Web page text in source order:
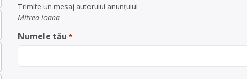
Trimite un mesaj autorului anunţului
Mitrea ioana
Numele tău *